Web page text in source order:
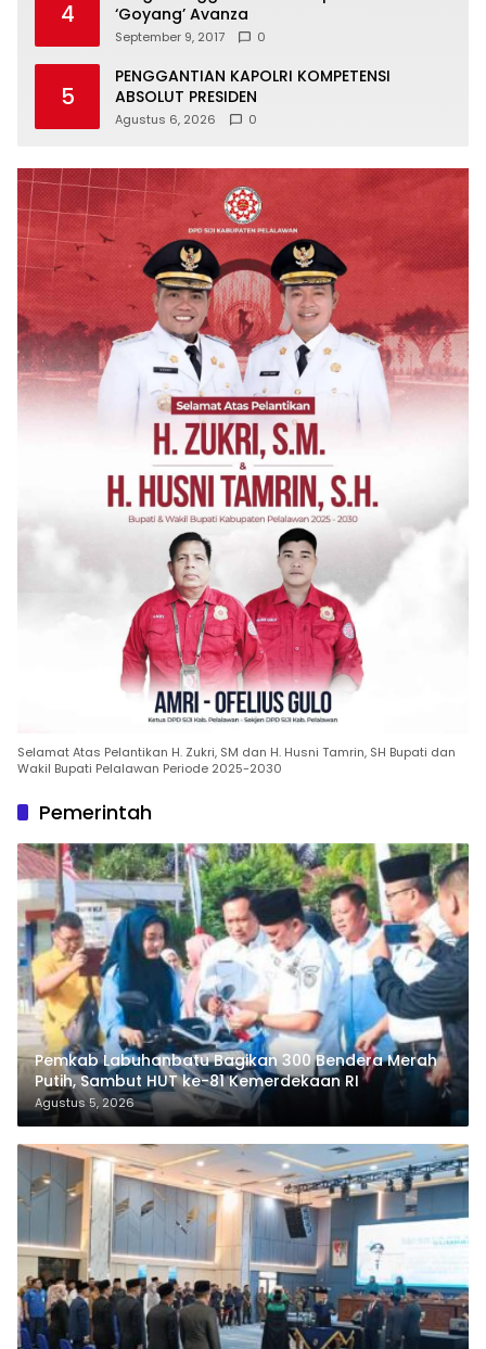
4
‘Goyang’ Avanza
September 9, 2017 0
5
PENGGANTIAN KAPOLRI KOMPETENSI
ABSOLUT PRESIDEN
Agustus 6, 2026 0
Selamat Atas Pelantikan H. Zukri, SM dan H. Husni Tamrin, SH Bupati dan
Wakil Bupati Pelalawan Periode 2025-2030
Pemerintah
Pemkab Labuhanbatu Bagikan 300 Bendera Merah
Putih, Sambut HUT ke-81 Kemerdekaan RI
Agustus 5, 2026